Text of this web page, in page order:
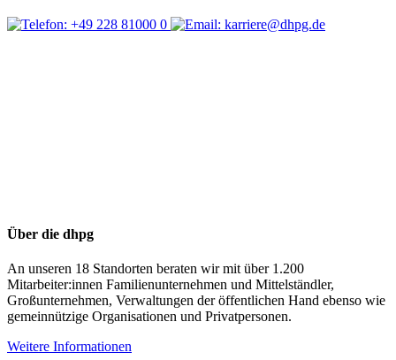
+49 228 81000 0 karriere@dhpg.de
Über die dhpg
An unseren 18 Standorten beraten wir mit über 1.200
Mitarbeiter:innen Familienunternehmen und Mittelständler,
Großunternehmen, Verwaltungen der öffentlichen Hand ebenso wie
gemeinnützige Organisationen und Privatpersonen.
Weitere Informationen